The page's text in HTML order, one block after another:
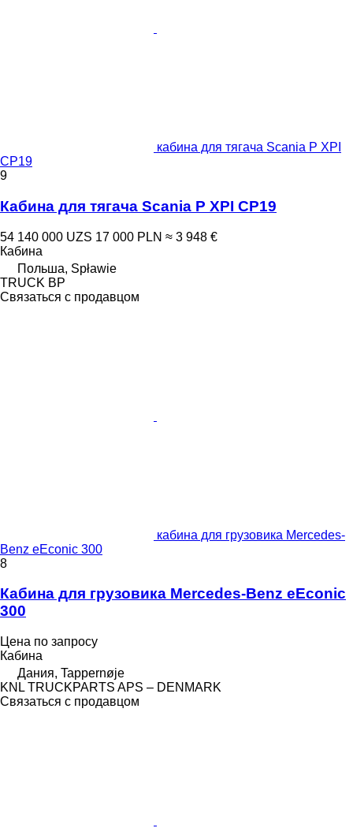
кабина для тягача Scania P XPI
CP19
9
Кабина для тягача Scania P XPI CP19
54 140 000 UZS 17 000 PLN ≈ 3 948 €
Кабина
Польша, Spławie
TRUCK BP
Связаться с продавцом
кабина для грузовика Mercedes-
Benz eEconic 300
8
Кабина для грузовика Mercedes-Benz eEconic
300
Цена по запросу
Кабина
Дания, Tappernøje
KNL TRUCKPARTS APS – DENMARK
Связаться с продавцом